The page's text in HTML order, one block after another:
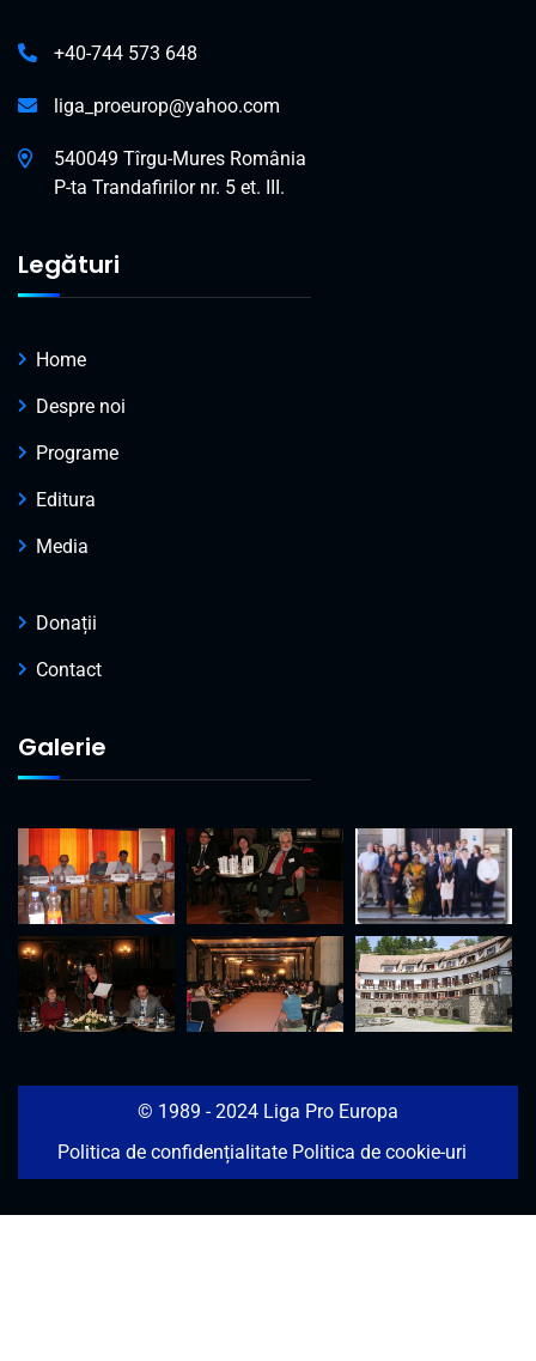
+40-744 573 648
liga_proeurop@yahoo.com
540049 Tîrgu-Mures România
P-ta Trandafirilor nr. 5 et. III.
Legături
Home
Despre noi
Programe
Editura
Media
Donații
Contact
Galerie
© 1989 - 2024 Liga Pro Europa
Politica de confidențialitate Politica de cookie-uri